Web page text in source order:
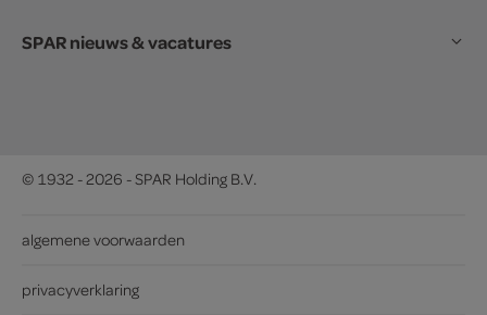
SPAR nieuws & vacatures
© 1932 - 2026 - SPAR Holding B.V.
algemene voorwaarden
privacyverklaring